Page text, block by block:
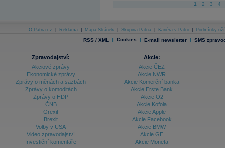
1 2 3 4
O Patria.cz Reklama Mapa Stránek Skupina Patria Kariéra v Patrii Podmínky
RSS / XML | Cookies | E-mail newsletter | SMS
Zpravodajství:
Akciové zprávy
Ekonomické zprávy
Zprávy o měnách a sazbách
Zprávy o komoditách
Zprávy o HDP
ČNB
Grexit
Brexit
Volby v USA
Video zpravodajství
Investiční komentáře
Akcie:
Akcie ČEZ
Akcie NWR
Akcie Komerční banka
Akcie Erste Bank
Akcie O2
Akcie Kofola
Akcie Apple
Akcie Facebook
Akcie BMW
Akcie GE
Akcie Moneta